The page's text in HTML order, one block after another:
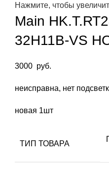
Нажмите, чтобы
Main
32H11B-VS
3000 руб.
неисправна, нет
новая 1шт
ТИП ТОВАРА